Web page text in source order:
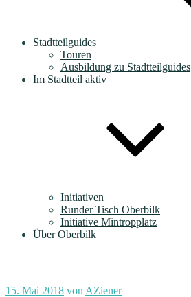
Stadtteilguides
Touren
Ausbildung zu Stadtteilguides
Im Stadtteil aktiv
Initiativen
Runder Tisch Oberbilk
Initiative Mintropplatz
Über Oberbilk
Veröffentlicht
15. Mai 2018 von AZiener